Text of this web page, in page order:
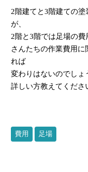
2階建てと3階建ての
が、
2階と3階では足場の
さんたちの作業費用
れば
変わりはないのでしょ
詳しい方教えてくださ
費用 足場